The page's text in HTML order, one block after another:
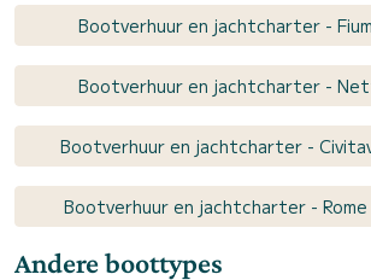
Bootverhuur en jachtcharter -
Bootverhuur en jachtcharter -
Bootverhuur en jachtcharter -
Bootverhuur en jachtcharter -
Andere boottypes